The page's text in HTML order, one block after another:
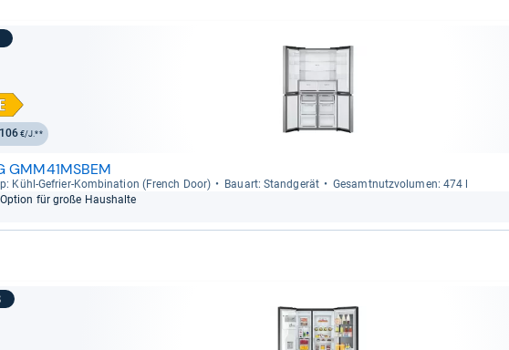
€/J.**
GMM41MSBEM
Kühl-​Gefrier-​Kom­bi­na­tion (French Door) Bau­art: Stand­ge­rät
Gesamt­nutz­vo­lu­men: 474 l
Option für große Haus­halte